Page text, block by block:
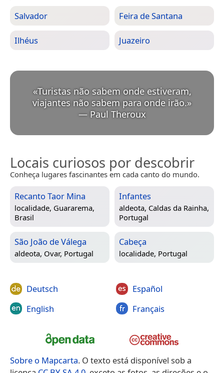
Salvador Feira de Santana
Ilhéus Juazeiro
«Turistas não sabem onde estiveram,
viajantes não sabem para onde irão.
— Paul Theroux
Locais curiosos por descobrir
Conheça lugares fascinantes em cada canto do mundo.
Recanto Taor Mina
localidade, Guararema,
Brasil
Infantes
aldeota, Caldas da Rainha,
Portugal
São João de Válega
aldeota, Ovar, Portugal
Cabeça
localidade, Portugal
Deutsch
English
Español
Français
Sobre o Mapcarta. O texto está disponível sob a